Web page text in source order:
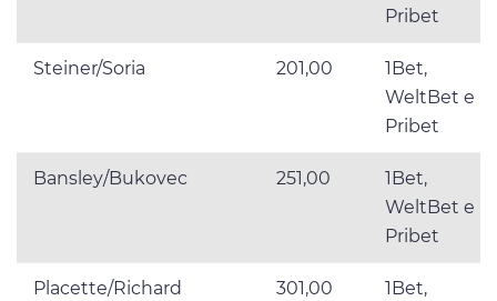
Pribet
Steiner/Soria 201,00
1Bet,
WeltBet e
Pribet
Bansley/Bukovec 251,00
1Bet,
WeltBet e
Pribet
Placette/Richard 301,00
1Bet,